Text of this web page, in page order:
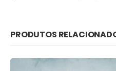
PRODUTOS